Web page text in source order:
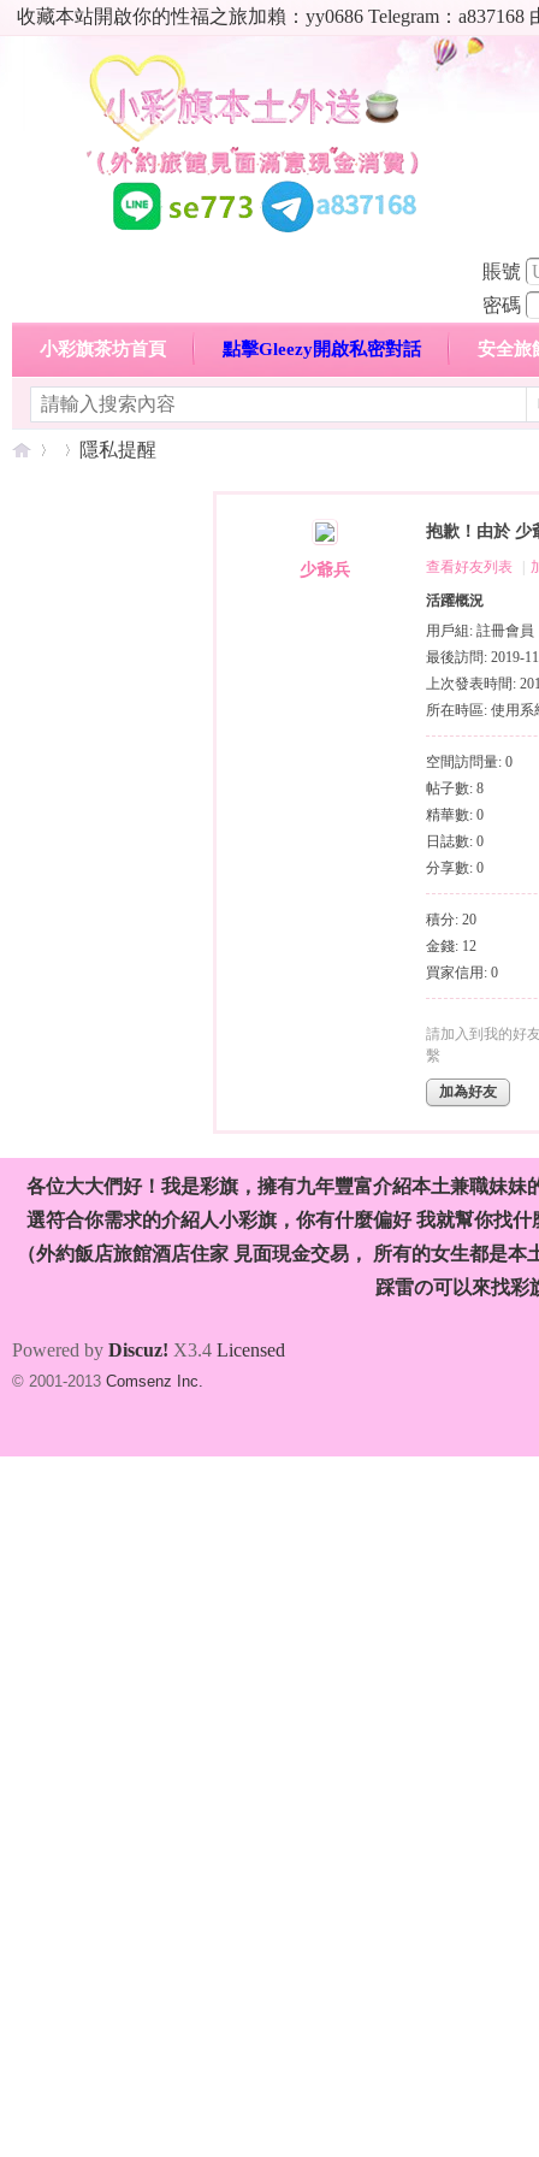
收藏本站開啟你的性福之旅加賴：yy0686 Telegram：
賬號
密碼
小彩旗茶坊首頁 點擊Gleezy開啟私密對話 安全旅
明碼標價特惠專區
隱私提醒
少爺兵
抱歉！由於 少
查看好友列表
活躍概況
用戶組: 註冊會員
最後訪問: 2019-
上次發表時間:
所在時區: 使用系
空間訪問量: 0
帖子數: 8
精華數: 0
日誌數: 0
分享數: 0
積分: 20
金錢: 12
買家信用: 0
請加入到我的好
繫
加為好友
各位大大們好！我是彩旗，擁有九年豐富介紹本土兼職妹
選符合你需求的介紹人小彩旗，你有什麼偏好 我就幫你找
（外約飯店旅館酒店住家 見面現金交易， 所有的女生都是
踩雷の可以來找彩
Powered by Discuz! X3.4 Licensed
© 2001-2013 Comsenz Inc.